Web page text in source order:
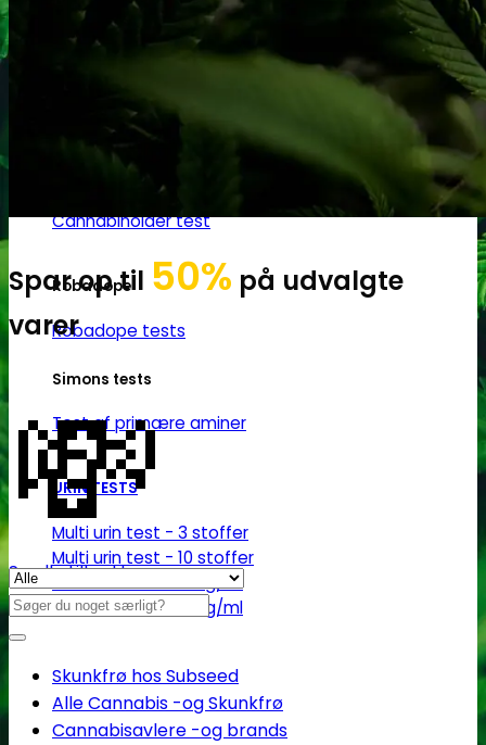
Opiater
THC/Cannabinoider
Cannabinoider test
Robadope
Robadope tests
Simons tests
Test af primære aminer
URIN TESTS
Multi urin test - 3 stoffer
Multi urin test - 10 stoffer
THC urin test - 25ng/ml
THC urin test - 50ng/ml
Spar op til 50% på udvalgte
varer
💸
Se alle tilbud her
Søg
efter:
Skunkfrø hos Subseed
Alle Cannabis -og Skunkfrø
Cannabisavlere -og brands